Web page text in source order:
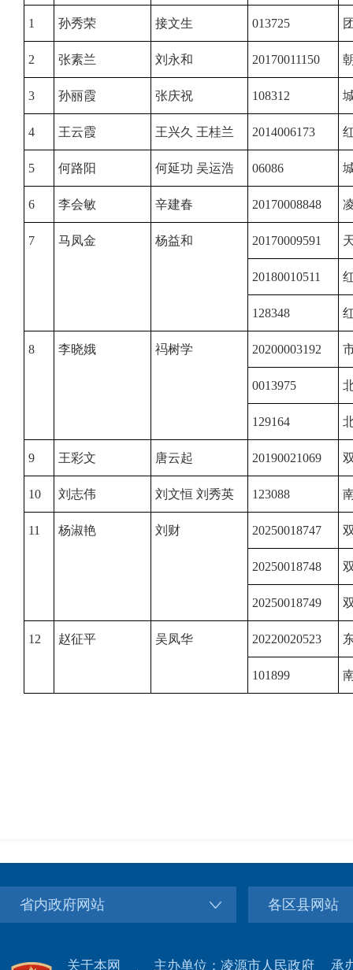
1 孙秀荣 接文生 013725
2 张素兰 刘永和 20170011150
3 孙丽霞 张庆祝 108312
4 王云霞 王兴久 王桂兰 2014006173
5 何路阳 何延功 吴运浩 06086
6 李会敏 辛建春 20170008848
7 马凤金 杨益和 20170009591
20180010511
128348
8 李晓娥 祃树学 20200003192
0013975
129164
9 王彩文 唐云起 20190021069
10 刘志伟 刘文恒 刘秀英 123088
11 杨淑艳 刘财 20250018747
20250018748
20250018749
12 赵征平 吴凤华 20220020523
101899
省内政府网站 各区县网站
关于本网
主办单位：凌源市人民政府
承